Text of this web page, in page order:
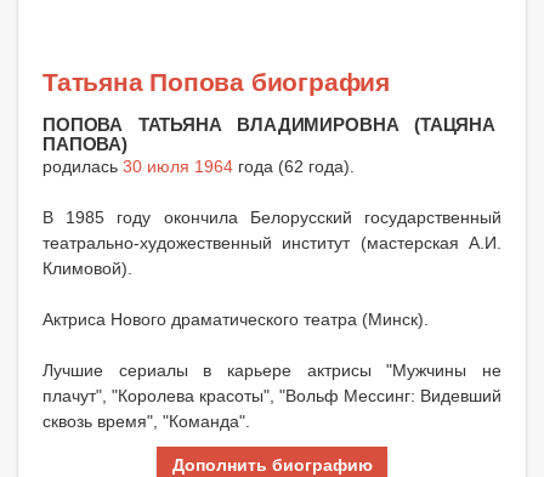
Татьяна Попова биография
ПОПОВА ТАТЬЯНА ВЛАДИМИРОВНА (ТАЦЯНА
ПАПОВА)
родилась 30 июля 1964 года (62 года).
В 1985 году окончила Белорусский государственный
театрально-художественный институт (мастерская А.И.
Климовой).
Актриса Нового драматического театра (Минск).
Лучшие сериалы в карьере актрисы "Мужчины не
плачут", "Королева красоты", "Вольф Мессинг: Видевший
сквозь время", "Команда".
Дополнить биографию